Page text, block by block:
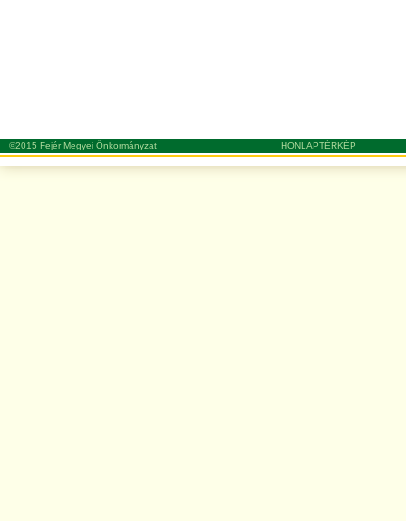
©2015 Fejér Megyei Önkormányzat HONLAPTÉRKÉP